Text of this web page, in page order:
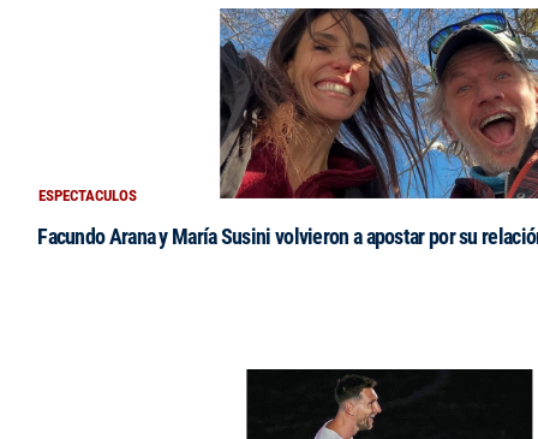
ESPECTACULOS
Facundo Arana y María Susini volvieron a apostar por su